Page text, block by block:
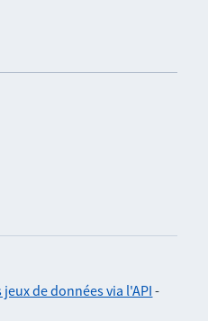
de données via l'API -